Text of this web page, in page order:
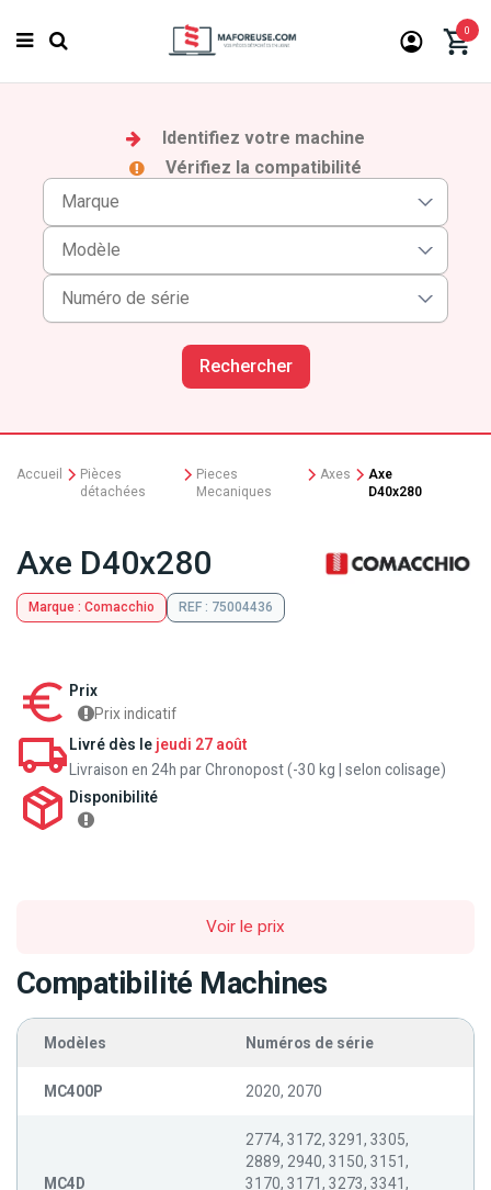
0
Identifiez votre machine
Vérifiez la compatibilité
Rechercher
Accueil
Pièces
détachées
Pieces
Mecaniques
Axes
Axe
D40x280
Axe D40x280
Marque : Comacchio REF : 75004436
Prix
Prix indicatif
Livré dès le jeudi 27 août
Livraison en 24h par Chronopost (-30 kg | selon colisage)
Disponibilité
Voir le prix
Compatibilité Machines
Modèles Numéros de série
MC400P 2020, 2070
MC4D
2774, 3172, 3291, 3305,
2889, 2940, 3150, 3151,
3170, 3171, 3273, 3341,